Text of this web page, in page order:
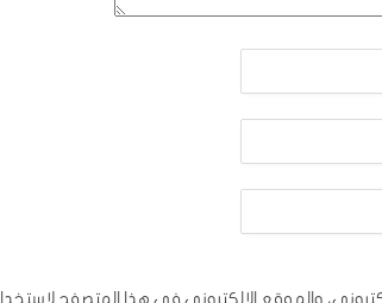
والموقع الإلكتروني في هذا المتصفح